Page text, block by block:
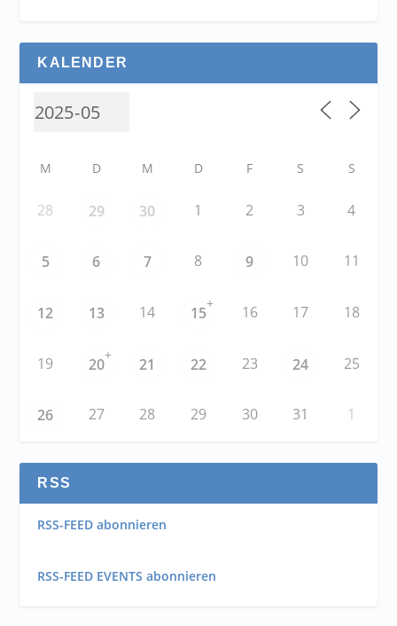
KALENDER
M D M D F S S
28 29 30 1 2 3 4
5 6 7 8 9 10 11
12 13 14 15
+ 16 17 18
19 20
+
21 22 23 24 25
26 27 28 29 30 31 1
RSS
RSS-FEED abonnieren
RSS-FEED EVENTS abonnieren